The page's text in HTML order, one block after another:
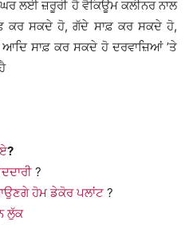
ਘਰ ਲਈ ਜ਼ਰੂਰੀ ਹੈ ਵੈਕਿਊਮ ਕਲੀਨਰ ਨਾਲ
ਕਰ ਸਕਦੇ ਹੋ, ਗੱਦੇ ਸਾਫ਼ ਕਰ ਸਕਦੇ ਹੋ,
ਸਾਫ਼ ਕਰ ਸਕਦੇ ਹੋ ਦਰਵਾਜ਼ਿਆਂ ’ਤੇ
?
?
ਹੋਮ ਡੇਕੋਰ ਪਲਾਂਟ ?
ਲੁੱਕ